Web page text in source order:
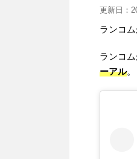
更新日：
ランコ
ランコ
ーアル。